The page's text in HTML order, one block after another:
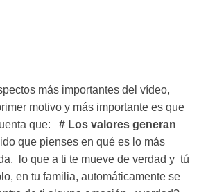
más importantes del vídeo,
motivo y más importante es que
que: # Los valores generan
que pienses en qué es lo más
lo que a ti te mueve de verdad y tú
en tu familia, automáticamente se